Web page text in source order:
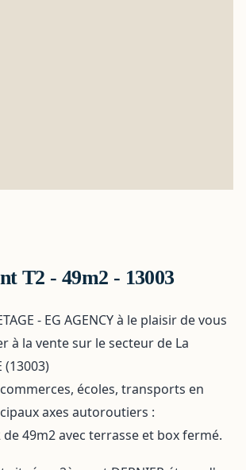
T2 - 49m2 - 13003
- EG AGENCY à le plaisir de vous
à la vente sur le secteur de La
(13003)
écoles, transports en
axes autoroutiers :
49m2 avec terrasse et box fermé.